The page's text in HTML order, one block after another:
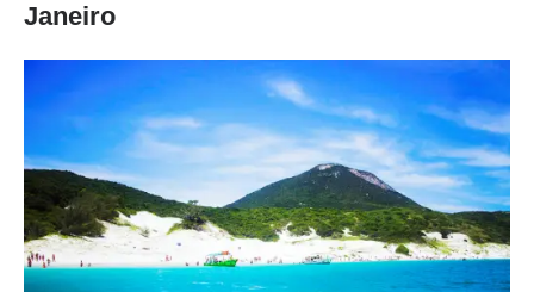
Janeiro